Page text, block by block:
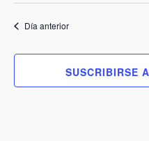
Día anterior
SUSCRIBIRSE